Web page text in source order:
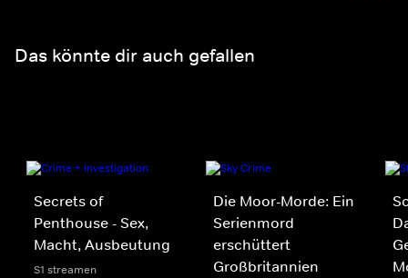
Das könnte dir auch gefallen
Secrets of
Penthouse - Sex,
Macht, Ausbeutung
S1 streamen
Die Moor-Morde: Ein
Serienmord
erschüttert
Großbritannien